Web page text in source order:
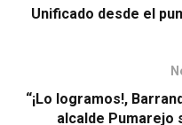
Unificado desde el
“¡Lo logramos!,
alcalde Pumarejo